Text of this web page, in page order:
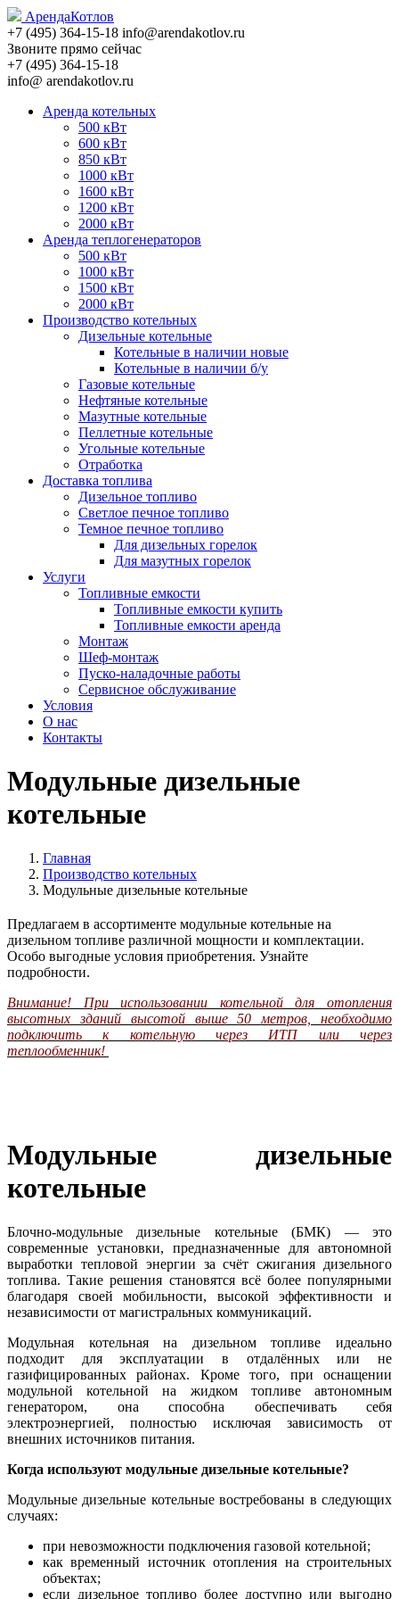
АрендаКотлов
+7 (495) 364-15-18 info@arendakotlov.ru
Звоните прямо сейчас
+7 (495) 364-15-18
info@ arendakotlov.ru
Аренда котельных
500 кВт
600 кВт
850 кВт
1000 кВт
1600 кВт
1200 кВт
2000 кВт
Аренда теплогенераторов
500 кВт
1000 кВт
1500 кВт
2000 кВт
Производство котельных
Дизельные котельные
Котельные в наличии новые
Котельные в наличии б/у
Газовые котельные
Нефтяные котельные
Мазутные котельные
Пеллетные котельные
Угольные котельные
Отработка
Доставка топлива
Дизельное топливо
Светлое печное топливо
Темное печное топливо
Для дизельных горелок
Для мазутных горелок
Услуги
Топливные емкости
Топливные емкости купить
Топливные емкости аренда
Монтаж
Шеф-монтаж
Пуско-наладочные работы
Сервисное обслуживание
Условия
О нас
Контакты
Модульные дизельные
котельные
Главная
Производство котельных
Модульные дизельные котельные
Предлагаем в ассортименте модульные котельные на
дизельном топливе различной мощности и комплектации.
Особо выгодные условия приобретения. Узнайте
подробности.
Внимание! При использовании котельной для отопления
высотных зданий высотой выше 50 метров, необходимо
подключить к котельную через ИТП или через
теплообменник!
Модульные дизельные
котельные
Блочно-модульные дизельные котельные (БМК) — это
современные установки, предназначенные для автономной
выработки тепловой энергии за счёт сжигания дизельного
топлива. Такие решения становятся всё более популярными
благодаря своей мобильности, высокой эффективности и
независимости от магистральных коммуникаций.
Модульная котельная на дизельном топливе идеально
подходит для эксплуатации в отдалённых или не
газифицированных районах. Кроме того, при оснащении
модульной котельной на жидком топливе автономным
генератором, она способна обеспечивать себя
электроэнергией, полностью исключая зависимость от
внешних источников питания.
Когда используют модульные дизельные котельные?
Модульные дизельные котельные востребованы в следующих
случаях:
при невозможности подключения газовой котельной;
как временный источник отопления на строительных
объектах;
если дизельное топливо более доступно или выгодно